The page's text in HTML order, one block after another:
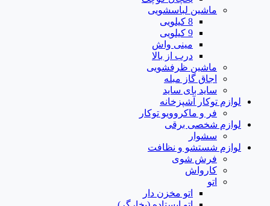
ماشین لباسشویی
8 کیلویی
9 کیلویی
مینی واش
درب از بالا
ماشین ظرفشویی
اجاق گاز مبله
ساید بای ساید
لوازم توکار آشپزخانه
فر و ماکروویو توکار
لوازم شخصی برقی
سشوار
لوازم شستشو و نظافت
فرش شوی
کارواش
اتو
اتو مخزن دار